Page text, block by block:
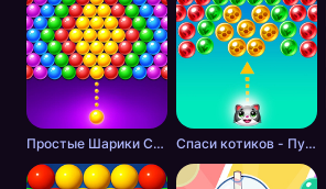
Простые Шарики Стрелялки Спаси котиков - Пузырьковый Шутер